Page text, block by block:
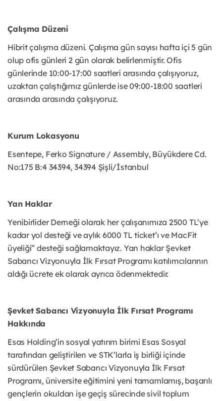
Çalışma Düzeni
Hibrit çalışma düzeni. Çalışma gün sayısı hafta içi 5 gün
olup ofis günleri 2 gün olarak belirlenmiştir. Ofis
günlerinde 10:00-17:00 saatleri arasında çalışıyoruz,
uzaktan çalıştığımız günlerde ise 09:00-18:00 saatleri
arasında arasında çalışıyoruz.
Kurum Lokasyonu
Esentepe, Ferko Signature / Assembly, Büyükdere Cd.
No:175 B:4 34394, 34394 Şişli/İstanbul
Yan Haklar
Yenibirlider Derneği olarak her çalışanımıza 2500 TL’ye
kadar yol desteği ve aylık 6000 TL ticket’ı ve MacFit
üyeliği” desteği sağlamaktayız. Yan haklar Şevket
Sabancı Vizyonuyla İlk Fırsat Programı katılımcılarının
aldığı ücrete ek olarak ayrıca ödenmektedir.
Şevket Sabancı Vizyonuyla İlk Fırsat Programı
Hakkında
Esas Holding’in sosyal yatırım birimi Esas Sosyal
tarafından geliştirilen ve STK’larla iş birliği içinde
sürdürülen Şevket Sabancı Vizyonuyla İlk Fırsat
Programı, üniversite eğitimini yeni tamamlamış, başarılı
gençlerin okuldan işe geçiş sürecinde sivil toplum